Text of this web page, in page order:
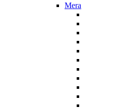
Mera